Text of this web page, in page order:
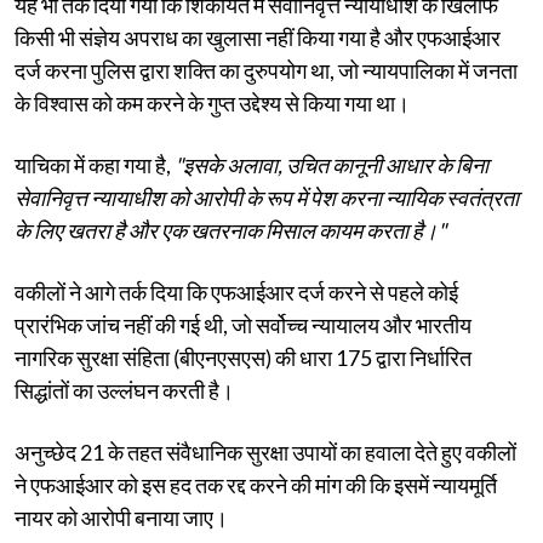
किसी भी संज्ञेय अपराध का खुलासा नहीं किया गया है और एफआईआर
दर्ज करना पुलिस द्वारा शक्ति का दुरुपयोग था, जो न्यायपालिका में जनता
के विश्वास को कम करने के गुप्त उद्देश्य से किया गया था।
याचिका में कहा गया है, "इसके अलावा, उचित कानूनी आधार के बिना
सेवानिवृत्त न्यायाधीश को आरोपी के रूप में पेश करना न्यायिक स्वतंत्रता
के लिए खतरा है और एक खतरनाक मिसाल कायम करता है।"
वकीलों ने आगे तर्क दिया कि एफआईआर दर्ज करने से पहले कोई
प्रारंभिक जांच नहीं की गई थी, जो सर्वोच्च न्यायालय और भारतीय
नागरिक सुरक्षा संहिता (बीएनएसएस) की धारा 175 द्वारा निर्धारित
सिद्धांतों का उल्लंघन करती है।
अनुच्छेद 21 के तहत संवैधानिक सुरक्षा उपायों का हवाला देते हुए वकीलों
ने एफआईआर को इस हद तक रद्द करने की मांग की कि इसमें न्यायमूर्ति
नायर को आरोपी बनाया जाए।